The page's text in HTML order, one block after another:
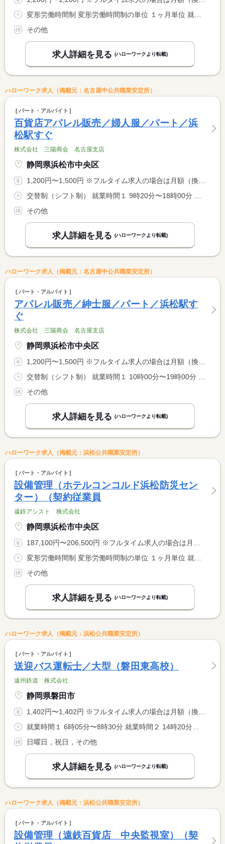
その他
求人詳細を見る (ハローワークより転載)
ハローワーク求人（掲載元：名古屋中公共職業安定所）
パート・アルバイト
百貨店アパレル販売／婦人服／パート／浜
松駅すぐ
株式会社 三陽商会 名古屋支店
静岡県浜松市中央区
1,200円〜1,500円 ※フルタイム求人の場合は月額（換算額）、パート求人の場合は時間額を表示しています。
その他
求人詳細を見る (ハローワークより転載)
ハローワーク求人（掲載元：名古屋中公共職業安定所）
パート・アルバイト
アパレル販売／紳士服／パート／浜松駅す
ぐ
株式会社 三陽商会 名古屋支店
静岡県浜松市中央区
1,200円〜1,500円 ※フルタイム求人の場合は月額（換算額）、パート求人の場合は時間額を表示しています。
その他
求人詳細を見る (ハローワークより転載)
ハローワーク求人（掲載元：浜松公共職業安定所）
パート・アルバイト
設備管理（ホテルコンコルド浜松防災セン
ター）（契約従業員
遠鉄アシスト 株式会社
静岡県浜松市中央区
187,100円〜206,500円 ※フルタイム求人の場合は月額（換算額）、パート求人の場合は時間額を表示しています。
その他
求人詳細を見る (ハローワークより転載)
ハローワーク求人（掲載元：浜松公共職業安定所）
パート・アルバイト
送迎バス運転士／大型（磐田東高校）
遠州鉄道 株式会社
静岡県磐田市
1,402円〜1,402円 ※フルタイム求人の場合は月額（換算額）、パート求人の場合は時間額を表示しています。
日曜日，祝日，その他
求人詳細を見る (ハローワークより転載)
ハローワーク求人（掲載元：浜松公共職業安定所）
パート・アルバイト
設備管理（遠鉄百貨店 中央監視室）（契